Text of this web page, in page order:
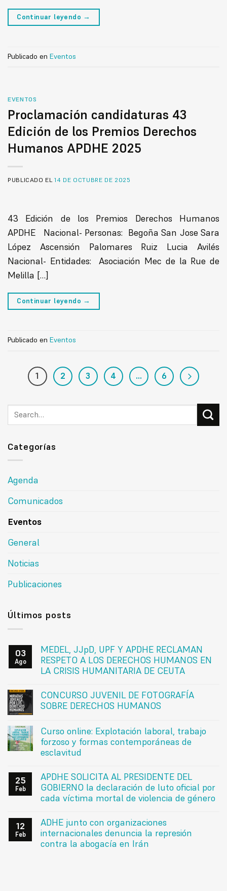
Continuar leyendo →
Publicado en Eventos
EVENTOS
Proclamación candidaturas 43
Edición de los Premios Derechos
Humanos APDHE 2025
PUBLICADO EL14 DE OCTUBRE DE 2025
43 Edición de los Premios Derechos Humanos
APDHE Nacional- Personas: Begoña San Jose Sara
López Ascensión Palomares Ruiz Lucia Avilés
Nacional- Entidades: Asociación Mec de la Rue de
Melilla […]
Continuar leyendo →
Publicado en Eventos
1 2 3 4 … 6
Categorías
Agenda
Comunicados
Eventos
General
Noticias
Publicaciones
Últimos posts
03
Ago
MEDEL, JJpD, UPF Y APDHE RECLAMAN
RESPETO A LOS DERECHOS HUMANOS EN
LA CRISIS HUMANITARIA DE CEUTA
CONCURSO JUVENIL DE FOTOGRAFÍA
SOBRE DERECHOS HUMANOS
Curso online: Explotación laboral, trabajo
forzoso y formas contemporáneas de
esclavitud
25
Feb
APDHE SOLICITA AL PRESIDENTE DEL
GOBIERNO la declaración de luto oficial por
cada víctima mortal de violencia de género
12
Feb
ADHE junto con organizaciones
internacionales denuncia la represión
contra la abogacía en Irán